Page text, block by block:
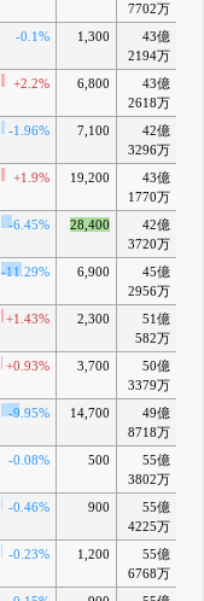
7702万
-0.1% 1,300
43億
2194万
+2.2% 6,800
43億
2618万
-1.96% 7,100
42億
3296万
+1.9% 19,200
43億
1770万
-6.45% 28,400
42億
3720万
-11.29% 6,900
45億
2956万
+1.43% 2,300
51億
582万
+0.93% 3,700
50億
3379万
-9.95% 14,700
49億
8718万
-0.08% 500
55億
3802万
-0.46% 900
55億
4225万
-0.23% 1,200
55億
6768万